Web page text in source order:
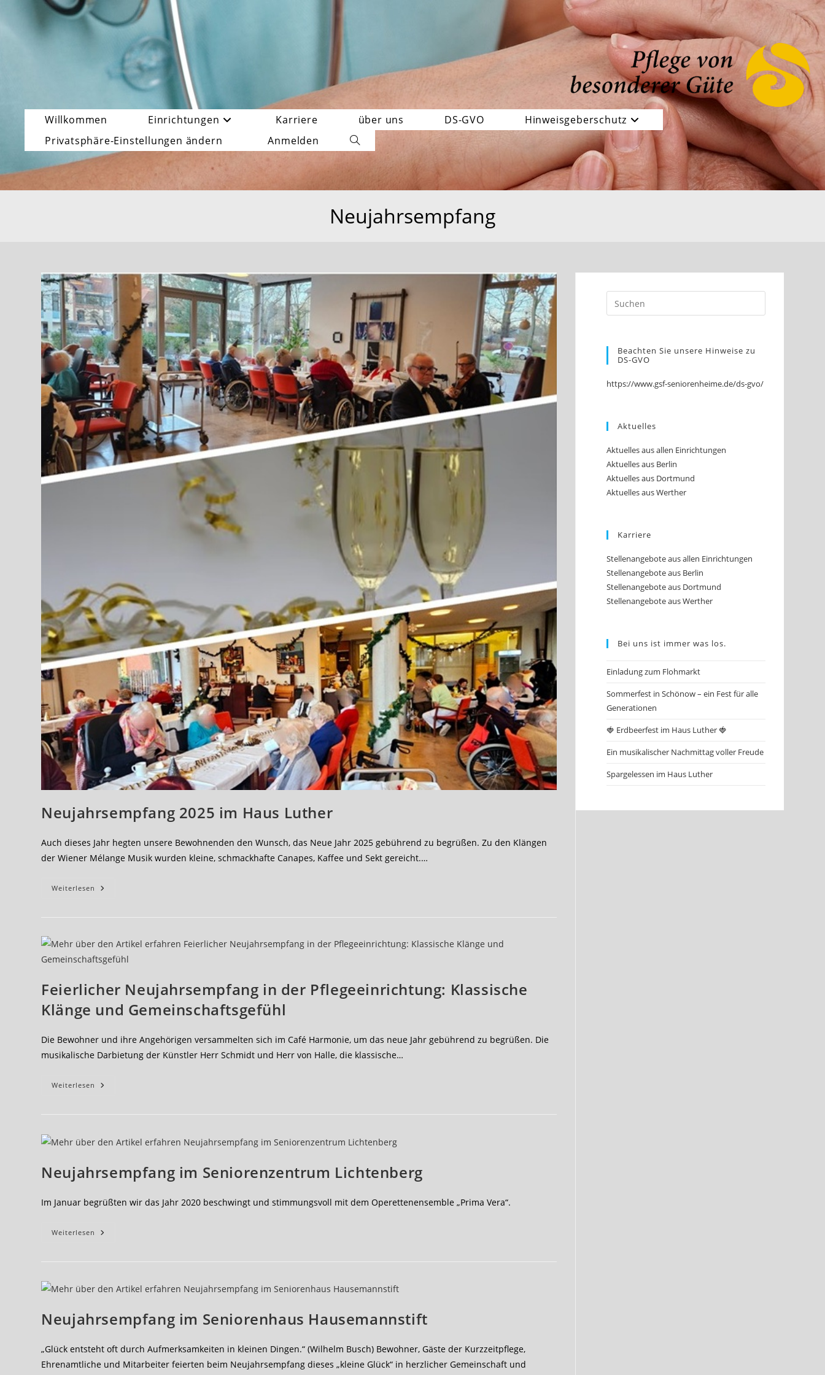
Willkommen Einrichtungen Karriere über uns DS-GVO
Hinweisgeberschutz
Privatsphäre-Einstellungen ändern
Anmelden
Website-
Suche
umschalten
Neujahrsempfang
Neujahrsempfang 2025 im Haus Luther
Auch dieses Jahr hegten unsere Bewohnenden den Wunsch, das Neue Jahr 2025 gebührend zu begrüßen. Zu den Klängen
der Wiener Mélange Musik wurden kleine, schmackhafte Canapes, Kaffee und Sekt gereicht.…
Weiterlesen Neujahrsempfang
Feierlicher Neujahrsempfang in der Pflegeeinrichtung: Klassische
Klänge und Gemeinschaftsgefühl
Die Bewohner und ihre Angehörigen versammelten sich im Café Harmonie, um das neue Jahr gebührend zu begrüßen. Die
musikalische Darbietung der Künstler Herr Schmidt und Herr von Halle, die klassische…
Weiterlesen Feierlicher
Klänge
Und
Neujahrsempfang im Seniorenzentrum Lichtenberg
Im Januar begrüßten wir das Jahr 2020 beschwingt und stimmungsvoll mit dem Operettenensemble „Prima Vera“.
Weiterlesen Neujahrsempfang
Neujahrsempfang im Seniorenhaus Hausemannstift
„Glück entsteht oft durch Aufmerksamkeiten in kleinen Dingen.“ (Wilhelm Busch) Bewohner, Gäste der Kurzzeitpflege,
Ehrenamtliche und Mitarbeiter feierten beim Neujahrsempfang dieses „kleine Glück“ in herzlicher Gemeinschaft und
Beachten Sie unsere Hinweise zu
DS-GVO
https://www.gsf-seniorenheime.de/ds-gvo/
Aktuelles
Aktuelles aus allen Einrichtungen
Aktuelles aus Berlin
Aktuelles aus Dortmund
Aktuelles aus Werther
Karriere
Stellenangebote aus allen Einrichtungen
Stellenangebote aus Berlin
Stellenangebote aus Dortmund
Stellenangebote aus Werther
Bei uns ist immer was los.
Einladung zum Flohmarkt
Sommerfest in Schönow – ein Fest für alle
Generationen
🍓 Erdbeerfest im Haus Luther 🍓
Ein musikalischer Nachmittag voller Freude
Spargelessen im Haus Luther